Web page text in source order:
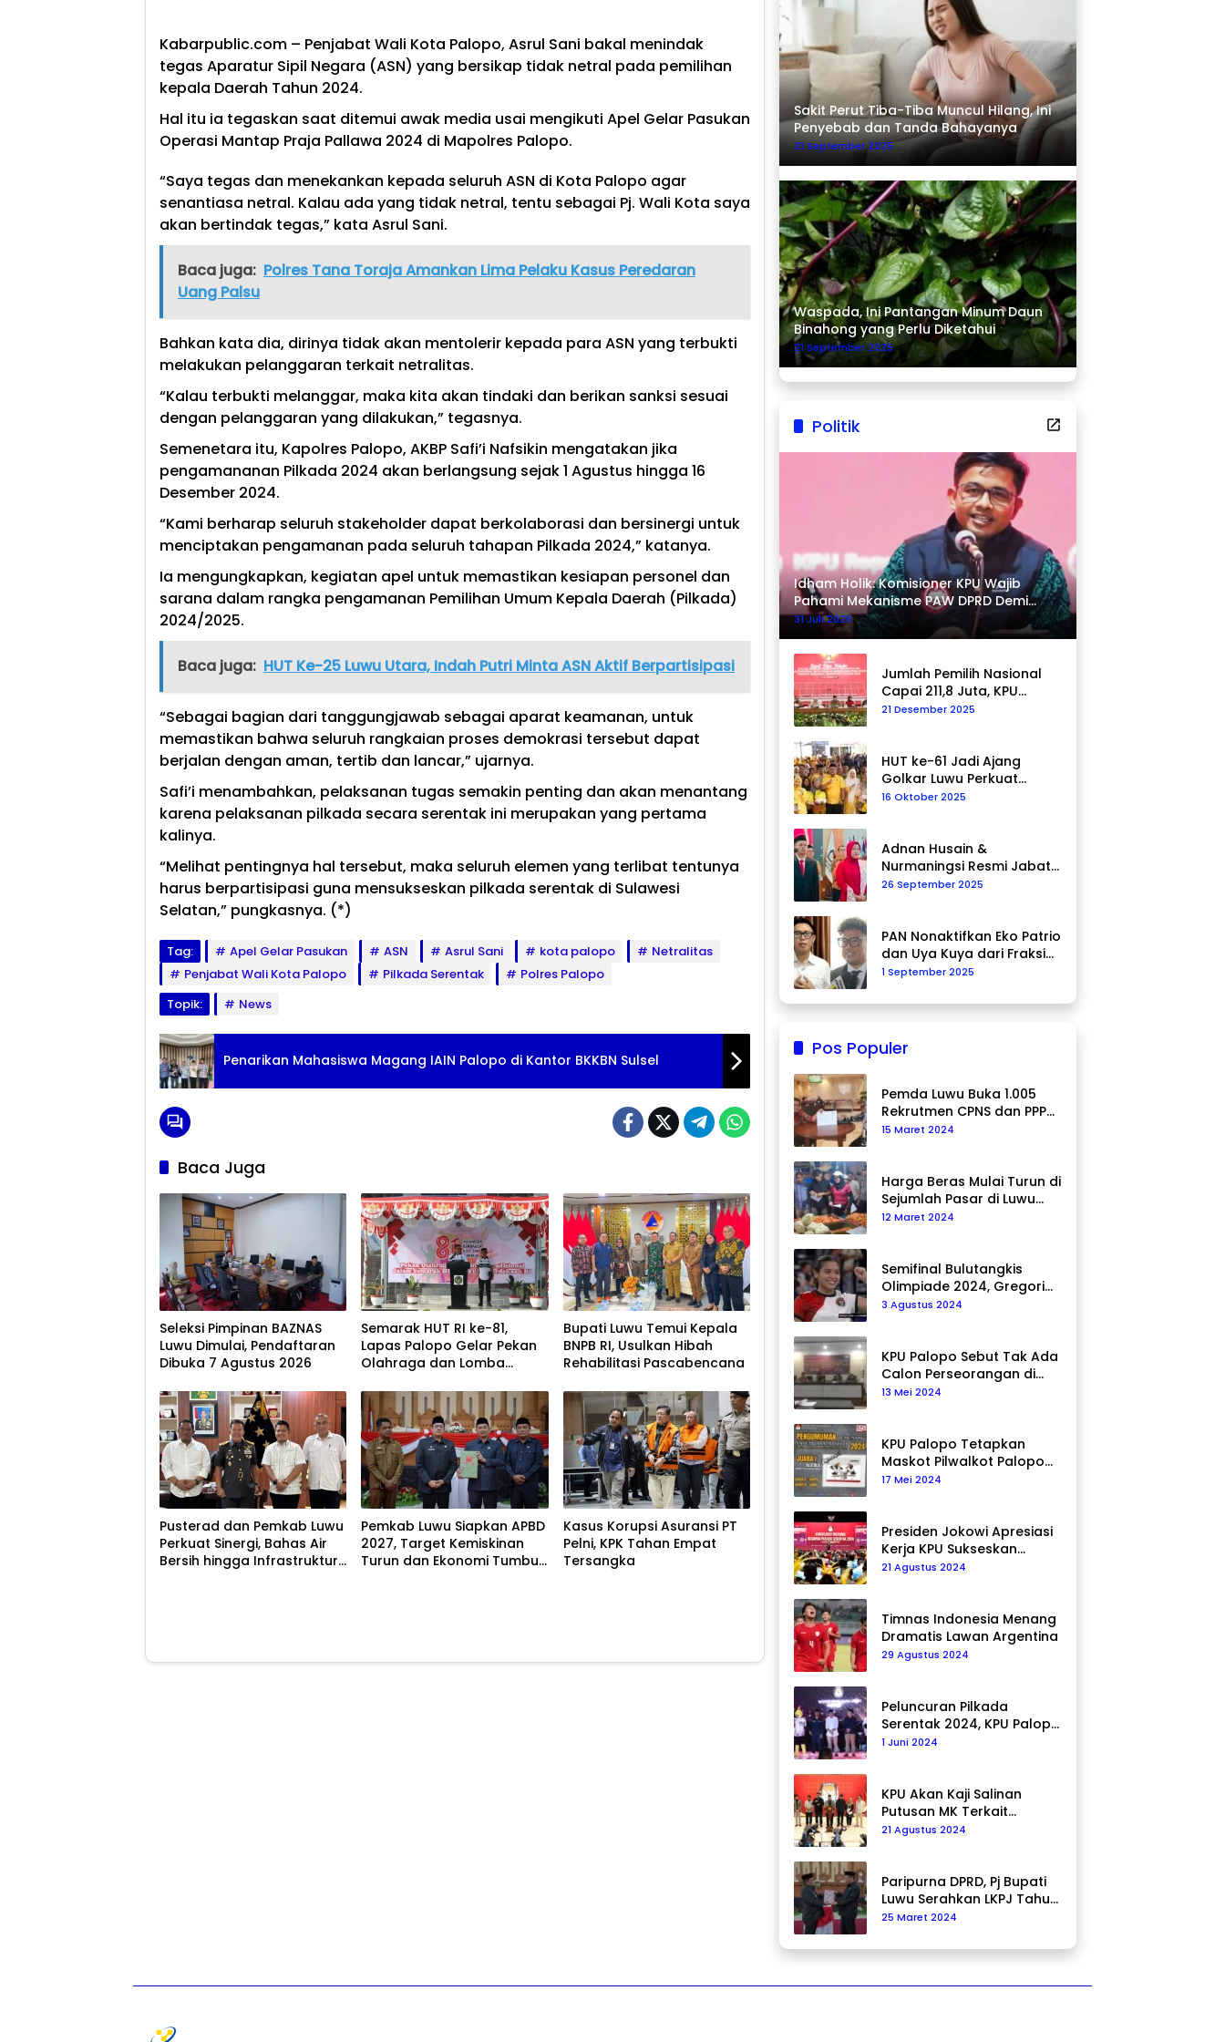
Kabarpublic.com – Penjabat Wali Kota Palopo, Asrul Sani bakal menindak
tegas Aparatur Sipil Negara (ASN) yang bersikap tidak netral pada pemilihan
kepala Daerah Tahun 2024.
Hal itu ia tegaskan saat ditemui awak media usai mengikuti Apel Gelar Pasukan
Operasi Mantap Praja Pallawa 2024 di Mapolres Palopo.
“Saya tegas dan menekankan kepada seluruh ASN di Kota Palopo agar
senantiasa netral. Kalau ada yang tidak netral, tentu sebagai Pj. Wali Kota saya
akan bertindak tegas,” kata Asrul Sani.
Baca juga: Polres Tana Toraja Amankan Lima Pelaku Kasus Peredaran
Uang Palsu
Bahkan kata dia, dirinya tidak akan mentolerir kepada para ASN yang terbukti
melakukan pelanggaran terkait netralitas.
“Kalau terbukti melanggar, maka kita akan tindaki dan berikan sanksi sesuai
dengan pelanggaran yang dilakukan,” tegasnya.
Semenetara itu, Kapolres Palopo, AKBP Safi’i Nafsikin mengatakan jika
pengamananan Pilkada 2024 akan berlangsung sejak 1 Agustus hingga 16
Desember 2024.
“Kami berharap seluruh stakeholder dapat berkolaborasi dan bersinergi untuk
menciptakan pengamanan pada seluruh tahapan Pilkada 2024,” katanya.
Ia mengungkapkan, kegiatan apel untuk memastikan kesiapan personel dan
sarana dalam rangka pengamanan Pemilihan Umum Kepala Daerah (Pilkada)
2024/2025.
Baca juga: HUT Ke-25 Luwu Utara, Indah Putri Minta ASN Aktif Berpartisipasi
“Sebagai bagian dari tanggungjawab sebagai aparat keamanan, untuk
memastikan bahwa seluruh rangkaian proses demokrasi tersebut dapat
berjalan dengan aman, tertib dan lancar,” ujarnya.
Safi’i menambahkan, pelaksanan tugas semakin penting dan akan menantang
karena pelaksanan pilkada secara serentak ini merupakan yang pertama
kalinya.
“Melihat pentingnya hal tersebut, maka seluruh elemen yang terlibat tentunya
harus berpartisipasi guna mensukseskan pilkada serentak di Sulawesi
Selatan,” pungkasnya. (*)
Tag: Apel Gelar Pasukan ASN Asrul Sani kota palopo
Netralitas
Penjabat Wali Kota Palopo
Pilkada Serentak
Polres Palopo
Topik:
News
Penarikan Mahasiswa Magang IAIN Palopo di Kantor BKKBN Sulsel
Baca Juga
Seleksi Pimpinan BAZNAS
Luwu Dimulai, Pendaftaran
Dibuka 7 Agustus 2026
Semarak HUT RI ke-81,
Lapas Palopo Gelar Pekan
Olahraga dan Lomba
Bupati Luwu Temui Kepala
BNPB RI, Usulkan Hibah
Rehabilitasi Pascabencana
Pusterad dan Pemkab Luwu
Perkuat Sinergi, Bahas Air
Bersih hingga Infrastruktur
Pemkab Luwu Siapkan APBD
2027, Target Kemiskinan
Turun dan Ekonomi Tumbuh
Kasus Korupsi Asuransi PT
Pelni, KPK Tahan Empat
Tersangka
Sakit Perut Tiba-Tiba Muncul Hilang, Ini
Penyebab dan Tanda Bahayanya
21 September 2025
Waspada, Ini Pantangan Minum Daun
Binahong yang Perlu Diketahui
21 September 2025
Politik
Idham Holik: Komisioner KPU Wajib
Pahami Mekanisme PAW DPRD Demi
Kepastian Hukum
31 Juli 2026
Jumlah Pemilih Nasional
Capai 211,8 Juta, KPU
Tegaskan Komitmen
21 Desember 2025
HUT ke-61 Jadi Ajang
Golkar Luwu Perkuat
Kepedulian Sosial
16 Oktober 2025
Adnan Husain &
Nurmaningsi Resmi Jabat
Komisioner KPU Palopo
26 September 2025
PAN Nonaktifkan Eko Patrio
dan Uya Kuya dari Fraksi
DPR RI
1 September 2025
Pos Populer
Pemda Luwu Buka 1.005
Rekrutmen CPNS dan PPPK
Tahun 2024
15 Maret 2024
Harga Beras Mulai Turun di
Sejumlah Pasar di Luwu
Utara
12 Maret 2024
Semifinal Bulutangkis
Olimpiade 2024, Gregoria
Mariska Tunjung Akan
3 Agustus 2024
KPU Palopo Sebut Tak Ada
Calon Perseorangan di
Pilkada 2024
13 Mei 2024
KPU Palopo Tetapkan
Maskot Pilwalkot Palopo
2024, Berikut Maknanya!
17 Mei 2024
Presiden Jokowi Apresiasi
Kerja KPU Sukseskan
Pemilu 2024
21 Agustus 2024
Timnas Indonesia Menang
Dramatis Lawan Argentina
29 Agustus 2024
Peluncuran Pilkada
Serentak 2024, KPU Palopo
Ajak Masyarakat Ciptakan
1 Juni 2024
KPU Akan Kaji Salinan
Putusan MK Terkait
Pencalonan Pilkada
21 Agustus 2024
Paripurna DPRD, Pj Bupati
Luwu Serahkan LKPJ Tahun
2023
25 Maret 2024